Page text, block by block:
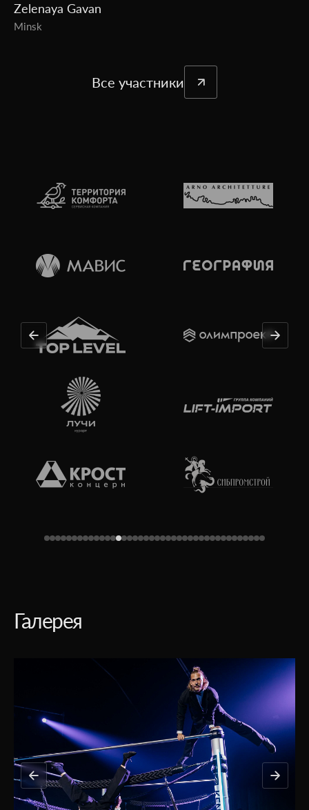
Simonovsky Val residential estate
Moscow
Все участники
Галерея